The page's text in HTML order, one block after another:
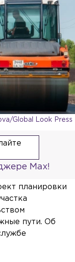
Global Look Press
Max!
планировки
пути. Об